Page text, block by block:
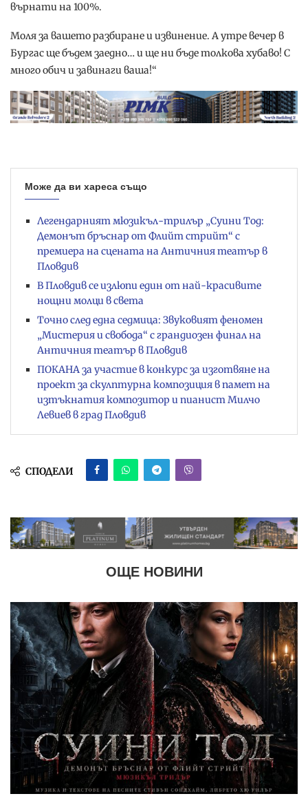
върнати на 100%.
Моля за вашето разбиране и извинение. А утре вечер в
Бургас ще бъдем заедно… и ще ни бъде толкова хубаво! С
много обич и завинаги ваша!“
Може да ви хареса също
Легендарният мюзикъл-трилър „Суини Тод:
Демонът бръснар от Флийт стрийт“ с
премиера на сцената на Античния театър в
Пловдив
В Пловдив се излюпи един от най-красивите
нощни молци в света
Точно след една седмица: Звуковият феномен
„Мистерия и свобода“ с грандиозен финал на
Античния театър в Пловдив
ПОКАНА за участие в конкурс за изготвяне на
проект за скулптурна композиция в памет на
изтъкнатия композитор и пианист Милчо
Левиев в град Пловдив
СПОДЕЛИ
ОЩЕ НОВИНИ